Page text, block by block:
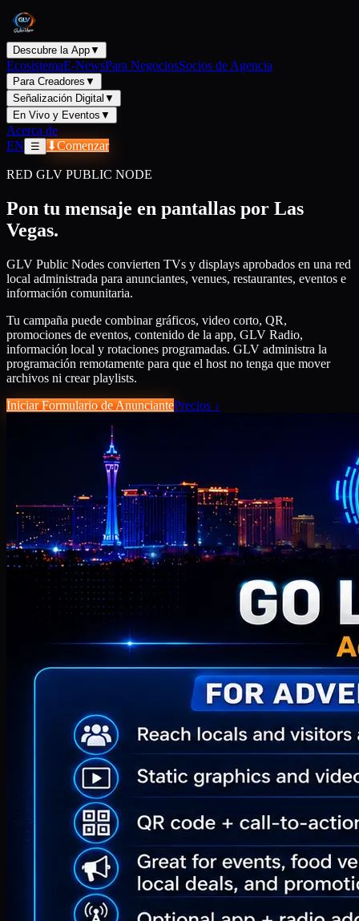
Descubre la App▼
EcosistemaE-NewsPara NegociosSocios de Agencia
Para Creadores ▼
Señalización Digital ▼
En Vivo y Eventos ▼
Acerca de
EN
☰ ⬇Comenzar
RED GLV PUBLIC NODE
Pon tu mensaje en pantallas por Las
Vegas.
GLV Public Nodes convierten TVs y displays aprobados en una red
local administrada para anunciantes, venues, restaurantes, eventos e
información comunitaria.
Tu campaña puede combinar gráficos, video corto, QR,
promociones de eventos, contenido de la app, GLV Radio,
información local y rotaciones programadas. GLV administra la
programación remotamente para que el host no tenga que mover
archivos ni crear playlists.
Iniciar Formulario de AnunciantePrecios ↓